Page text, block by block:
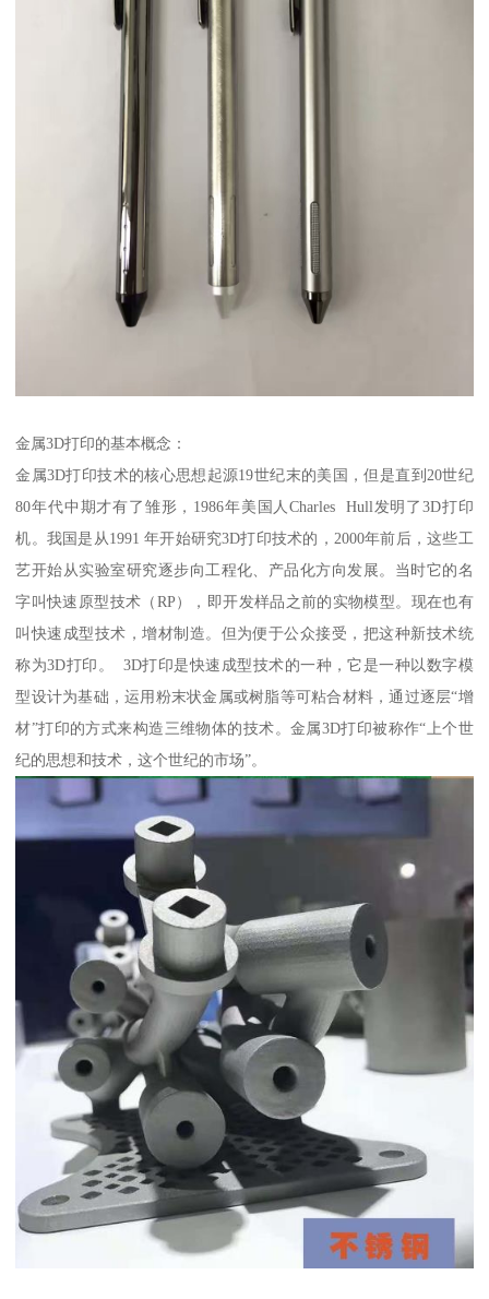
金属3D打印的基本概念：
金属3D打印技术的核心思想起源19世纪末的美国，但是直到20世纪
80年代中期才有了雏形，1986年美国人Charles Hull发明了3D打印
机。我国是从1991 年开始研究3D打印技术的，2000年前后，这些工
艺开始从实验室研究逐步向工程化、产品化方向发展。当时它的名
字叫快速原型技术（RP），即开发样品之前的实物模型。现在也有
叫快速成型技术，增材制造。但为便于公众接受，把这种新技术统
称为3D打印。 3D打印是快速成型技术的一种，它是一种以数字模
型设计为基础，运用粉末状金属或树脂等可粘合材料，通过逐层“增
材”打印的方式来构造三维物体的技术。金属3D打印被称作“上个世
纪的思想和技术，这个世纪的市场”。